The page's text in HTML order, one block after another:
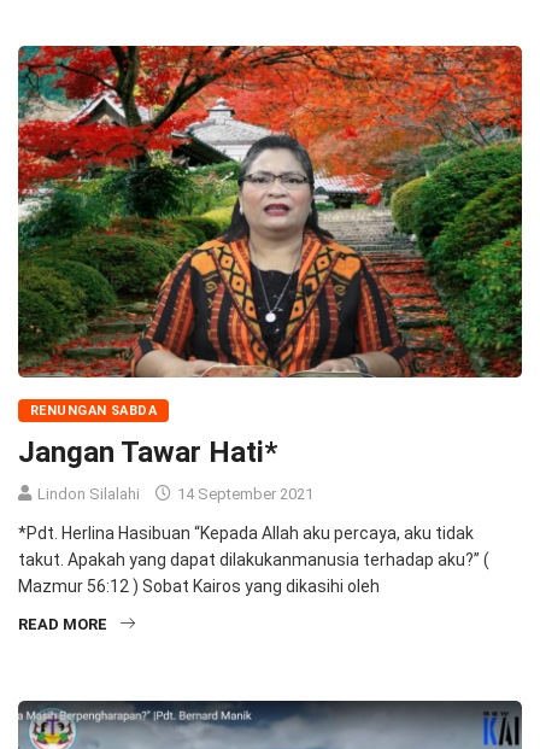
RENUNGAN SABDA
Jangan Tawar Hati*
Lindon Silalahi 14 September 2021
*Pdt. Herlina Hasibuan “Kepada Allah aku percaya, aku tidak
takut. Apakah yang dapat dilakukanmanusia terhadap aku?” (
Mazmur 56:12 ) Sobat Kairos yang dikasihi oleh
READ MORE